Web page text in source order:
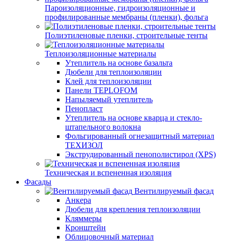
Пароизоляционные, гидроизоляционные и
профилированные мембраны (пленки), фольга
Полиэтиленовые пленки, строительные тенты
Теплоизоляционные материалы
Утеплитель на основе базальта
Дюбели для теплоизоляции
Клей для теплоизоляции
Панели TEPLOFOM
Напыляемый утеплитель
Пенопласт
Утеплитель на основе кварца и стекло-
штапельного волокна
Фольгированный огнезащитный материал
ТЕХИЗОЛ
Экструдированный пенополистирол (XPS)
Техническая и вспененная изоляция
Фасады
Вентилируемый фасад
Анкера
Дюбели для крепления теплоизоляции
Кляммеры
Кронштейн
Облицовочный материал